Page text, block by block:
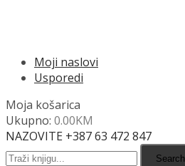
Moji naslovi
Usporedi
Moja košarica
Ukupno: 0.00KM
NAZOVITE +387 63 472 847
Search